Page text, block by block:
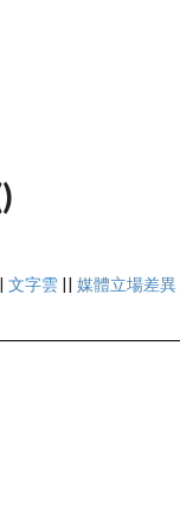
文字雲 || 媒體立場差異